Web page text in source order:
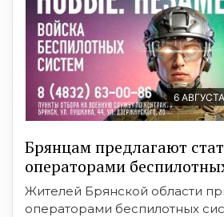
6
Брянцам предлагают
оперaтoрами
Жителей Брянской области
операторами беспилотных